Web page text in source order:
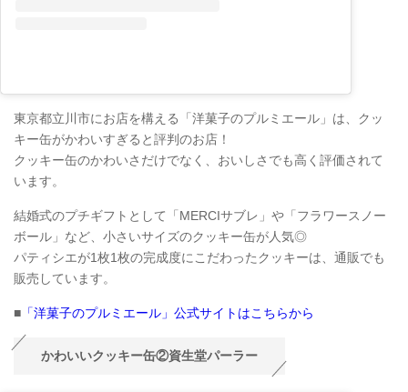
東京都立川市にお店を構える「洋菓子のプルミエール」は、クッ
キー缶がかわいすぎると評判のお店！
クッキー缶のかわいさだけでなく、おいしさでも高く評価されて
います。
結婚式のプチギフトとして「MERCIサブレ」や「フラワースノー
ボール」など、小さいサイズのクッキー缶が人気◎
パティシエが1枚1枚の完成度にこだわったクッキーは、通販でも
販売しています。
■ 「洋菓子のプルミエール」公式サイトはこちらから
かわいいクッキー缶②資生堂パーラー